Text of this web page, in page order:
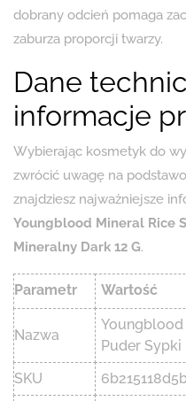
dobrany odcień pomaga
zaburza proporcji twarzy.
Dane
informacje
Wybierając kosmetyk do
zwrócić uwagę na
znajdziesz najważniejsze
Youngblood Mineral Rice
Mineralny Dark 12 G.
Parametr Wartość
Nazwa
Puder Sypki
SKU